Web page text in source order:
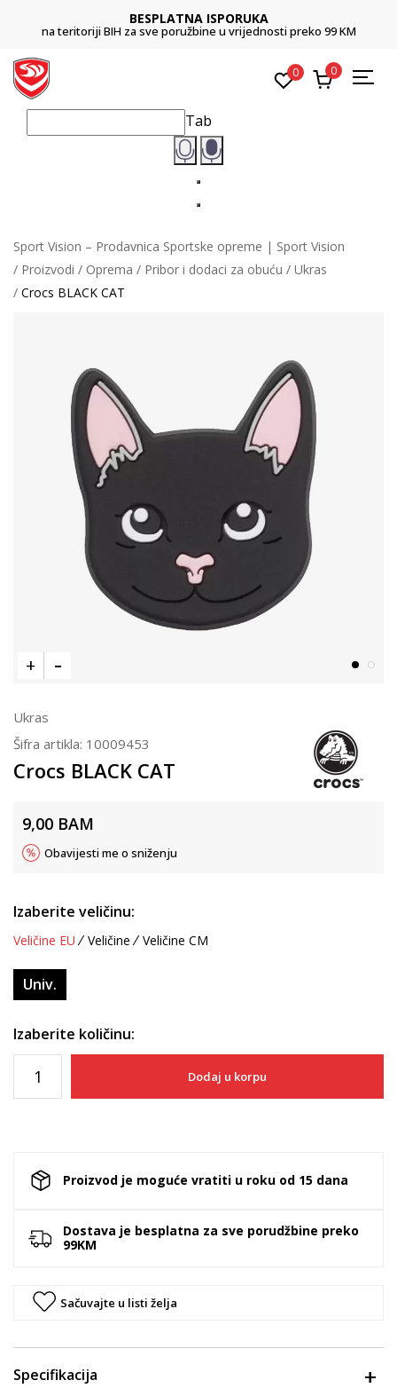
BESPLATNA ISPORUKA
na teritoriji BIH za sve poružbine u vrijednosti preko 99 KM
0 0
Tab
Sport Vision – Prodavnica Sportske opreme | Sport Vision
Proizvodi
Oprema Pribor i dodaci za obuću
Ukras
Crocs BLACK CAT
Ukras
Šifra artikla: 10009453
Crocs BLACK CAT
9,00 BAM
Obavijesti me o sniženju
Izaberite veličinu:
Veličine EU Veličine Veličine CM
Univ.
Izaberite količinu:
Dodaj u korpu
Proizvod je moguće vratiti u roku od 15 dana
Dostava je besplatna za sve porudžbine preko
99KM
Sačuvajte u listi želja
Specifikacija